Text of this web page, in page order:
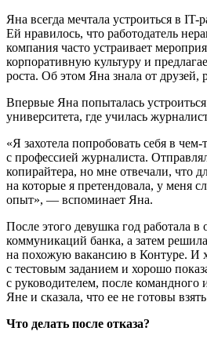
Яна всегда мечтала устроиться в IT-
Ей нравилось, что работодатель
компания часто устраивает
корпоративную культуру и
роста. Об этом Яна знала от
Впервые Яна попыталась
университета, где училась
«Я захотела попробовать себя в
с профессией журналиста.
копирайтера, но мне отвечали, что
на которые я претендовала, у меня
опыт», — вспоминает Яна.
После этого девушка год работала в
коммуникаций банка, а затем
на похожую вакансию в Контуре. И
с тестовым заданием и хорошо
с руководителем, после командного
Яне и сказала, что ее не готовы
Что делать после отказа?